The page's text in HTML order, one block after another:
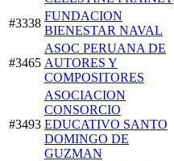
#3338
FUNDACION
BIENESTAR NAVAL
#3465
ASOC PERUANA DE
AUTORES Y
COMPOSITORES
#3493
ASOCIACION
CONSORCIO
EDUCATIVO SANTO
DOMINGO DE
GUZMAN